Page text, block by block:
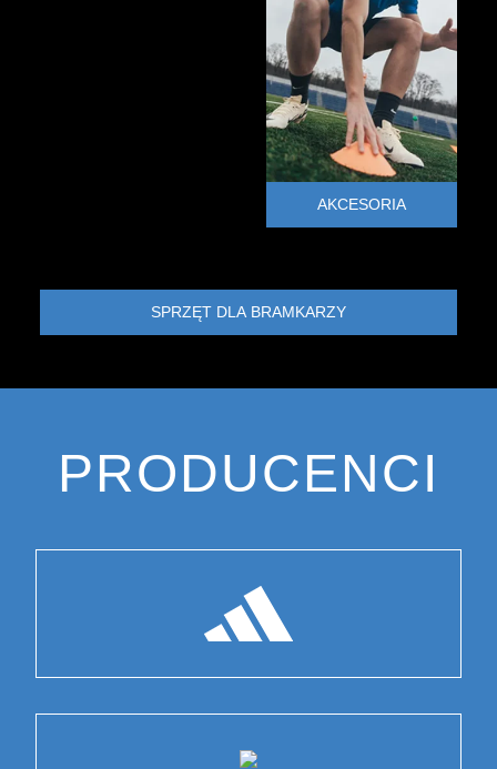
AKCESORIA
SPRZĘT DLA BRAMKARZY
PRODUCENCI